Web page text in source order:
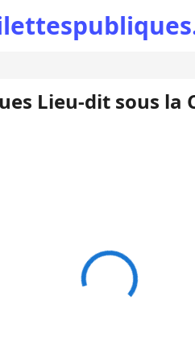
Lieu-dit sous la